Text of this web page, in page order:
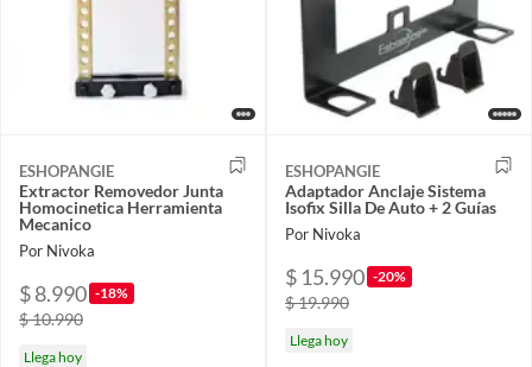
ESHOPANGIE
Extractor Removedor Junta
Homocinetica Herramienta
Mecanico
Por Nivoka
$ 8.990 -18%
$ 10.990
Llega hoy
ESHOPANGIE
Adaptador Anclaje Sistema
Isofix Silla De Auto + 2 Guías
Por Nivoka
$ 15.990 -20%
$ 19.990
Llega hoy